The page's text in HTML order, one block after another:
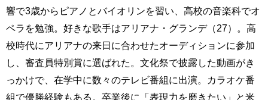
響で3歳からピアノとバイオリンを習い、高校の音楽科でオ
ペラを勉強。好きな歌手はアリアナ・グランデ（27）。高
校時代にアリアナの来日に合わせたオーディションに参加
し、審査員特別賞に選ばれた。文化祭で披露した動画がき
っかけで、在学中に数々のテレビ番組に出演。カラオケ番
組で優勝経験もある。卒業後に「表現力を磨きたい」と米